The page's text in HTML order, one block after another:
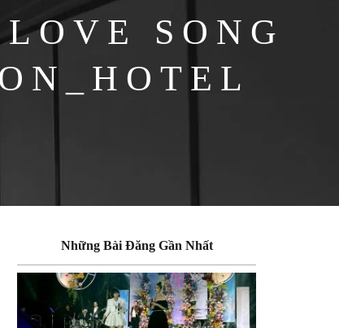
SONG
Những Bài Đăng Gần Nhất